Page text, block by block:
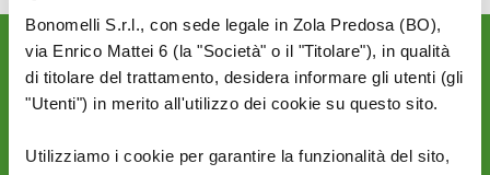
Bonomelli S.r.l., con sede legale in Zola Predosa (BO),
via Enrico Mattei 6 (la "Società" o il "Titolare"), in qualità
di titolare del trattamento, desidera informare gli utenti (gli
"Utenti") in merito all'utilizzo dei cookie su questo sito.
Utilizziamo i cookie per garantire la funzionalità del sito,
Rimani aggiornato sulle
novità del mondo Cuore: